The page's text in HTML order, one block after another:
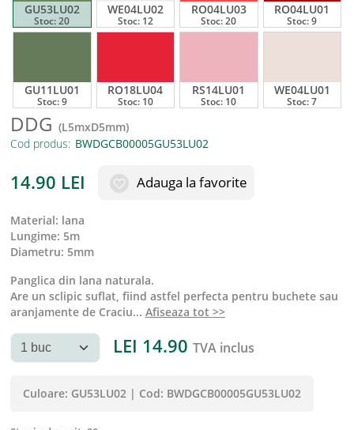
GU53LU02
Stoc:20
WE04LU02
Stoc: 12
RO04LU03
Stoc:20
RO04LU01
Stoc:9
GU11LU01
Stoc:9
RO18LU04
Stoc: 10
RS14LU01
Stoc: 10
WE04LU01
Stoc:7
DDG (L5mxD5mm)
Cod produs:
14.90 LEI Adauga la favorite
material: lana
lungime: 5m
diametru: 5mm
Panglica din lana naturala.
Are un sclipic suflat, fiind astfel perfecta pentru buchete sau
aranjamente de Craciu... Afiseaza tot >>
LEI 14.90 TVA inclus
Culoare: GU53LU02 | Cod: BWDGCB00005GU53LU02